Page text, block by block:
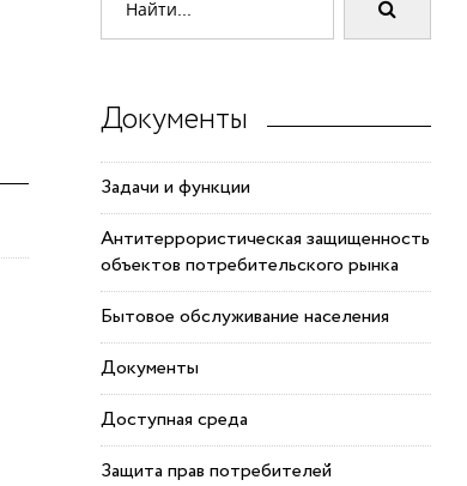
Документы
Задачи и функции
Антитеррористическая защищенность
объектов потребительского рынка
Бытовое обслуживание населения
Документы
Доступная среда
Защита прав потребителей